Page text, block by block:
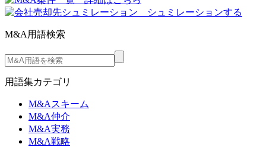
M&A用語検索
用語集カテゴリ
M&Aスキーム
M&A仲介
M&A実務
M&A戦略